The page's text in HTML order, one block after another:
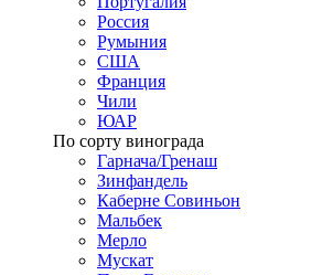
Россия
Румыния
США
Франция
Чили
ЮАР
По сорту винограда
Гарнача/Гренаш
Зинфандель
Каберне Совиньон
Мальбек
Мерло
Мускат